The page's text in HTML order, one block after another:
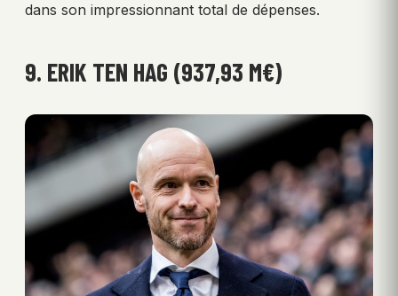
dans son impressionnant total de dépenses.
9. ERIK TEN HAG (937,93 M€)